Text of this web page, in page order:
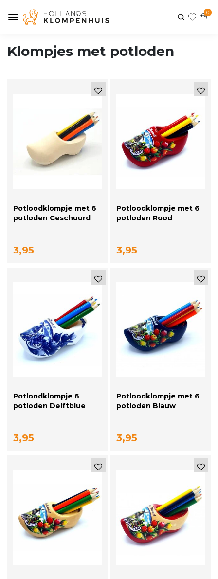
0
Klompjes met potloden
Potloodklompje met 6
potloden Geschuurd
3,95
Potloodklompje met 6
potloden Rood
3,95
Potloodklompje 6
potloden Delftblue
3,95
Potloodklompje met 6
potloden Blauw
3,95